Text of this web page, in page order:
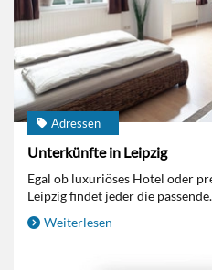
Adressen
Unterkünfte in Leipzig
Egal ob luxuriöses Hotel oder
Leipzig findet jeder die
Weiterlesen